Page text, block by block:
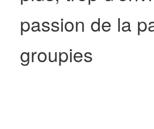
passion de la
groupies